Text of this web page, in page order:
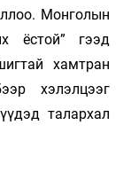
Монголын
ёстой” гээд
хамтран
хэлэлцээг
талархал